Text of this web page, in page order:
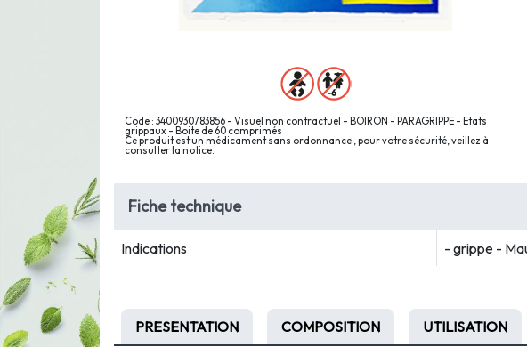
Code : 3400930783856 - Visuel non contractuel - BOIRON - PARAGRIPPE - Etats
grippaux - Boite de 60 comprimés
Ce produit est un médicament sans ordonnance , pour votre sécurité, veillez à
consulter la notice.
Fiche technique
Indications - grippe -
PRESENTATION COMPOSITION UTILISATION